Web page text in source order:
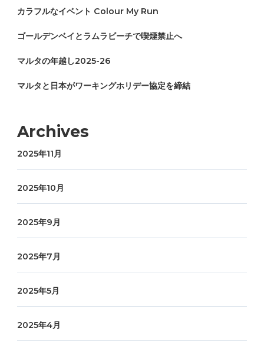
カラフルなイベント Colour My Run
ゴールデンベイとラムラビーチで喫煙禁止へ
マルタの年越し2025-26
マルタと日本がワーキングホリデー協定を締結
Archives
2025年11月
2025年10月
2025年9月
2025年7月
2025年5月
2025年4月